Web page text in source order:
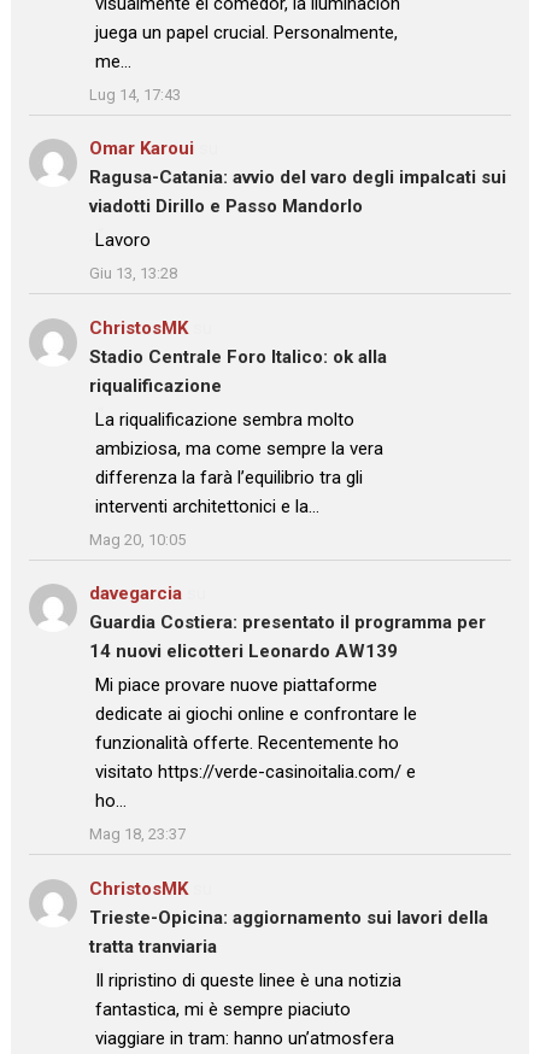
juega un papel crucial. Personalmente,
me…
”
Lug 14, 17:43
Omar Karoui
Ragusa-Catania: avvio del varo degli impalcati sui
viadotti Dirillo e Passo Mandorlo
: “Lavoro
”
Giu 13, 13:28
ChristosMKsu
Stadio Centrale Foro Italico: ok alla
riqualificazione
: “La riqualificazione sembra molto
ambiziosa, ma come sempre la vera
differenza la farà l’equilibrio tra gli
interventi architettonici e la…
”
Mag 20, 10:05
davegarcia
Guardia Costiera: presentato il programma per
14 nuovi elicotteri Leonardo AW139
: “
Mi piace provare nuove piattaforme
dedicate ai giochi online e confrontare le
funzionalità offerte. Recentemente ho
visitato https://verde-casinoitalia.com/ e
ho…
”
Mag 18, 23:37
ChristosMKsu
Trieste-Opicina: aggiornamento sui lavori della
tratta tranviaria
: “
Il ripristino di queste linee è una notizia
fantastica, mi è sempre piaciuto
viaggiare in tram: hanno un’atmosfera